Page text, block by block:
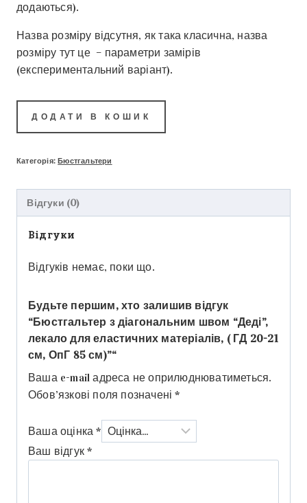
додаються).
Назва розміру відсутня, як така класична, назва
розміру тут це – параметри замірів
(експериментальний варіант).
ДОДАТИ В КОШИК
Категорія:Бюстгальтери
Відгуки (0)
Відгуки
Відгуків немає, поки що.
Будьте першим, хто залишив відгук
“Бюстгальтер з діагональним швом “Деді”,
лекало для еластичних матеріалів, ( ГД 20-21
см, ОпГ 85 см)”“
Ваша e-mail адреса не оприлюднюватиметься.
Обов’язкові поля позначені*
Ваша оцінка*
Ваш відгук*